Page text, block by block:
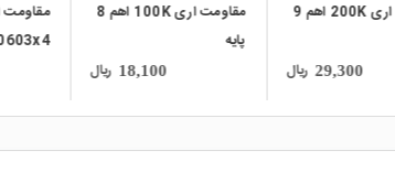
مقاومت اری 100K اهم 8
18,100 ریال
مقاومت اری 33 اهم SMD
0603x4
4,100 ریال
پایه